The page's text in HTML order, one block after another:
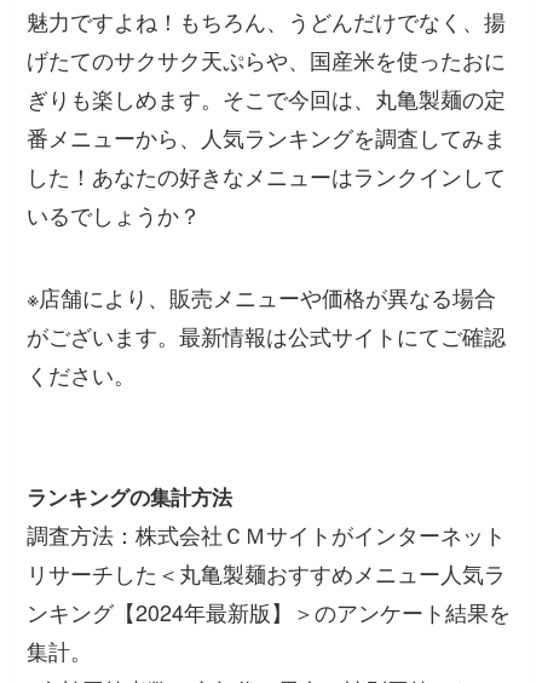
魅力ですよね！もちろん、うどんだけでなく、揚
げたてのサクサク天ぷらや、国産米を使ったおに
ぎりも楽しめます。そこで今回は、丸亀製麺の定
番メニューから、人気ランキングを調査してみま
した！あなたの好きなメニューはランクインして
いるでしょうか？
※店舗により、販売メニューや価格が異なる場合
がございます。最新情報は公式サイトにてご確認
ください。
ランキングの集計方法
調査方法：株式会社ＣＭサイトがインターネット
リサーチした＜丸亀製麺おすすめメニュー人気ラ
ンキング【2024年最新版】＞のアンケート結果を
集計。